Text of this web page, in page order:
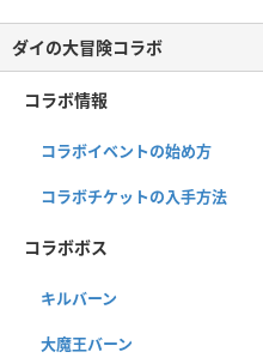
ダイの大冒険コラボ
コラボ情報
コラボイベントの始め方
コラボチケットの入手方法
コラボボス
キルバーン
大魔王バーン